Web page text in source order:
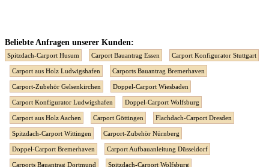
Beliebte Anfragen unserer Kunden:
Spitzdach-Carport Husum Carport Bauantrag Essen Carport Konfigurator Stuttgart
Carport aus Holz Ludwigshafen Carports Bauantrag Bremerhaven
Carport-Zubehör Gelsenkirchen Doppel-Carport Wiesbaden
Carport Konfigurator Ludwigshafen Doppel-Carport Wolfsburg
Carport aus Holz Aachen Carport Göttingen Flachdach-Carport Dresden
Spitzdach-Carport Wittingen Carport-Zubehör Nürnberg
Doppel-Carport Bremerhaven Carport Aufbauanleitung Düsseldorf
Carports Bauantrag Dortmund Spitzdach-Carport Wolfsburg